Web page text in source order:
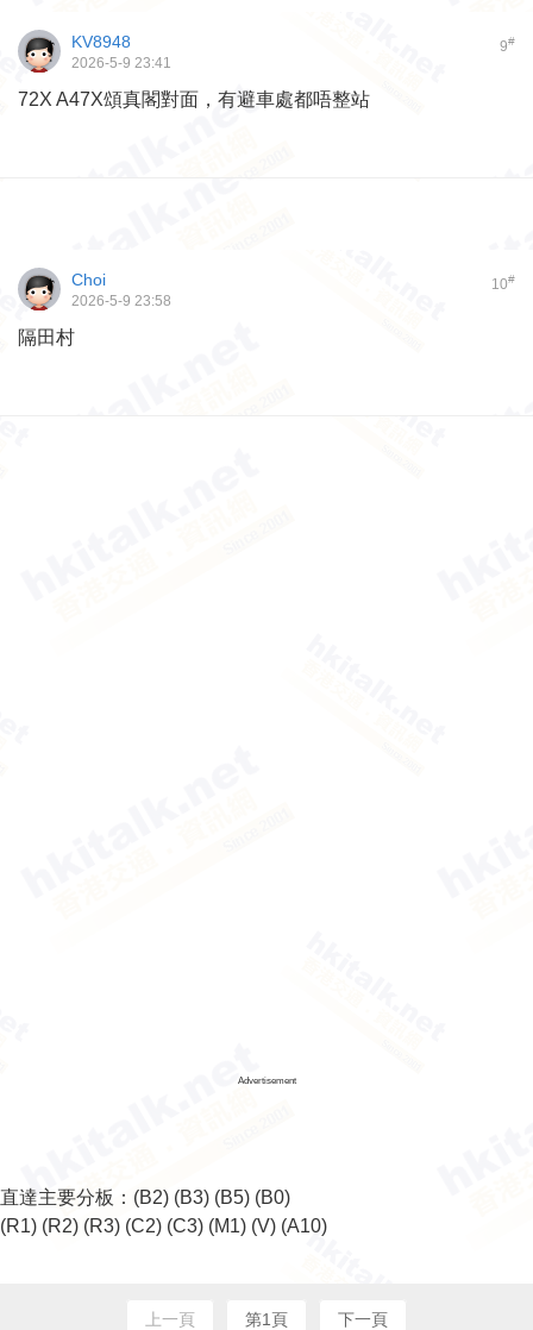
9#
KV8948
2026-5-9 23:41
72X A47X頌真閣對面，有避車處都唔整站
10#
Choi
2026-5-9 23:58
隔田村
Advertisement
直達主要分板： (B2) (B3) (B5) (B0)
(R1) (R2) (R3) (C2) (C3) (M1) (V) (A10)
上一頁 第1頁 下一頁